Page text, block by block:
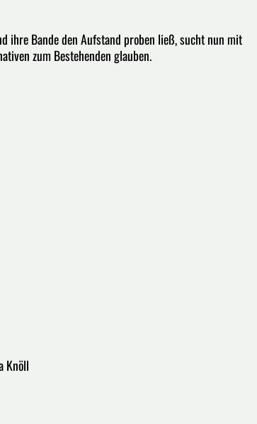
ihre Bande den Aufstand proben ließ, sucht nun mit
zum Bestehenden glauben.
Knöll